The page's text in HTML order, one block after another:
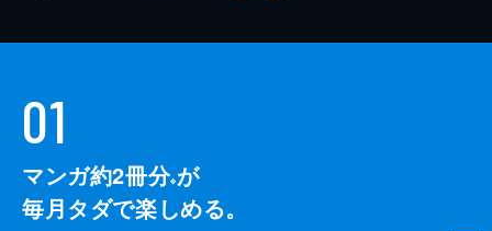
01
マンガ約2冊分※が
毎月タダで楽しめる。